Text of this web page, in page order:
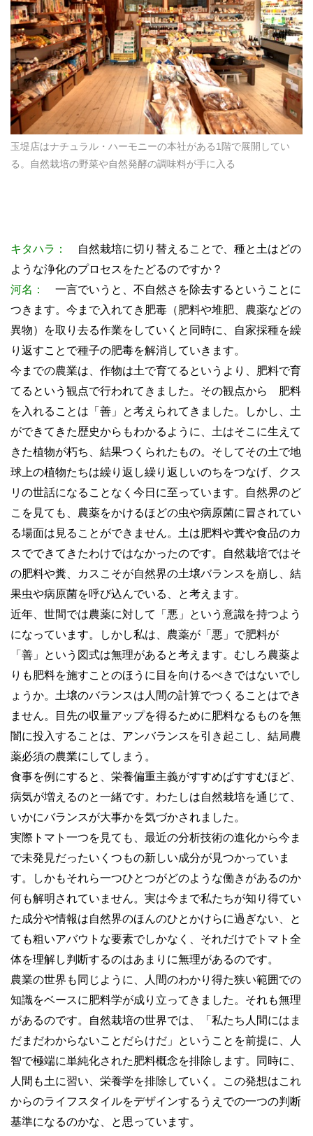
玉堤店はナチュラル・ハーモニーの本社がある1階で展開してい
る。自然栽培の野菜や自然発酵の調味料が手に入る
キタハラ：
自然栽培に切り替えることで、種と土はどの
ような浄化のプロセスをたどるのですか？
河名：
一言でいうと、不自然さを除去するということに
つきます。今まで入れてき肥毒（肥料や堆肥、農薬などの
異物）を取り去る作業をしていくと同時に、自家採種を繰
り返すことで種子の肥毒を解消していきます。
今までの農業は、作物は土で育てるというより、肥料で育
てるという観点で行われてきました。その観点から 肥料
を入れることは「善」と考えられてきました。しかし、土
ができてきた歴史からもわかるように、土はそこに生えて
きた植物が朽ち、結果つくられたもの。そしてその土で地
球上の植物たちは繰り返し繰り返しいのちをつなげ、クス
リの世話になることなく今日に至っています。自然界のど
こを見ても、農薬をかけるほどの虫や病原菌に冒されてい
る場面は見ることができません。土は肥料や糞や食品のカ
スでできてきたわけではなかったのです。自然栽培ではそ
の肥料や糞、カスこそが自然界の土壌バランスを崩し、結
果虫や病原菌を呼び込んでいる、と考えます。
近年、世間では農薬に対して「悪」という意識を持つよう
になっています。しかし私は、農薬が「悪」で肥料が
「善」という図式は無理があると考えます。むしろ農薬よ
りも肥料を施すことのほうに目を向けるべきではないでし
ょうか。土壌のバランスは人間の計算でつくることはでき
ません。目先の収量アップを得るために肥料なるものを無
闇に投入することは、アンバランスを引き起こし、結局農
薬必須の農業にしてしまう。
食事を例にすると、栄養偏重主義がすすめばすすむほど、
病気が増えるのと一緒です。わたしは自然栽培を通じて、
いかにバランスが大事かを気づかされました。
実際トマト一つを見ても、最近の分析技術の進化から今ま
で未発見だったいくつもの新しい成分が見つかっていま
す。しかもそれら一つひとつがどのような働きがあるのか
何も解明されていません。実は今まで私たちが知り得てい
た成分や情報は自然界のほんのひとかけらに過ぎない、と
ても粗いアバウトな要素でしかなく、それだけでトマト全
体を理解し判断するのはあまりに無理があるのです。
農業の世界も同じように、人間のわかり得た狭い範囲での
知識をベースに肥料学が成り立ってきました。それも無理
があるのです。自然栽培の世界では、「私たち人間にはま
だまだわからないことだらけだ」ということを前提に、人
智で極端に単純化された肥料概念を排除します。同時に、
人間も土に習い、栄養学を排除していく。この発想はこれ
からのライフスタイルをデザインするうえでの一つの判断
基準になるのかな、と思っています。